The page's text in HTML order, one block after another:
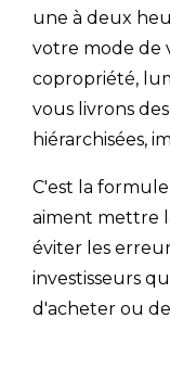
une à deux
votre mode de
copropriété,
vous livrons
hiérarchisées,
C'est la
aiment mettre
éviter les
investisseurs
d'acheter ou